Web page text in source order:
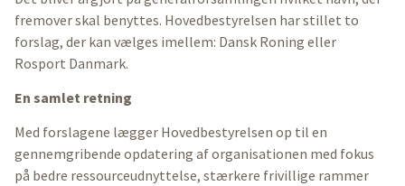
fremover skal benyttes. Hovedbestyrelsen har stillet to
forslag, der kan vælges imellem: Dansk Roning eller
Rosport Danmark.
En samlet retning
Med forslagene lægger Hovedbestyrelsen op til en
gennemgribende opdatering af organisationen med fokus
på bedre ressourceudnyttelse, stærkere frivillige rammer